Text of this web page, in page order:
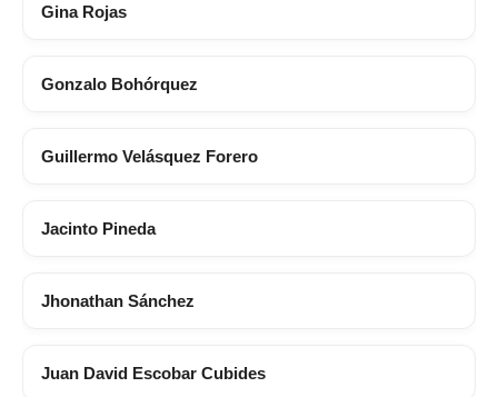
Gina Rojas
Gonzalo Bohórquez
Guillermo Velásquez Forero
Jacinto Pineda
Jhonathan Sánchez
Juan David Escobar Cubides